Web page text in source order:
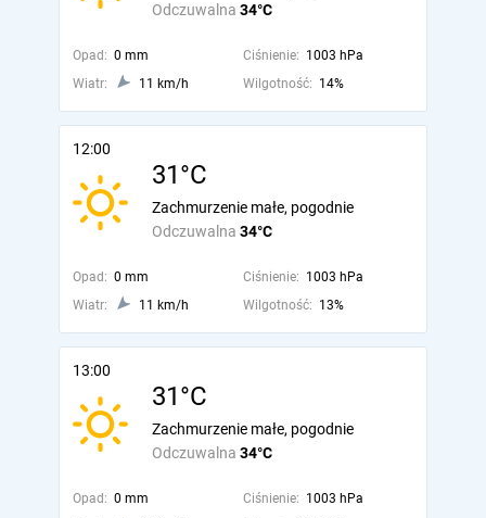
Odczuwalna 34°C
Opad: 0 mm Ciśnienie: 1003 hPa
Wiatr:
11 km/h Wilgotność: 14%
12:00
31°C
Odczuwalna 34°C
Zachmurzenie małe, pogodnie
Opad: 0 mm Ciśnienie: 1003 hPa
Wiatr:
11 km/h Wilgotność: 13%
13:00
31°C
Odczuwalna 34°C
Zachmurzenie małe, pogodnie
Opad: 0 mm Ciśnienie: 1003 hPa